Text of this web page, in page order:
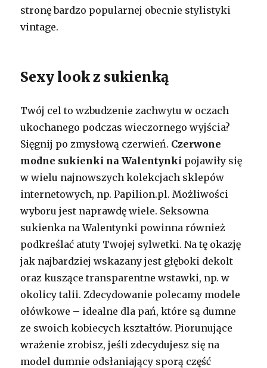
stronę bardzo popularnej obecnie stylistyki
vintage.
Sexy look z sukienką
Twój cel to wzbudzenie zachwytu w oczach
ukochanego podczas wieczornego wyjścia?
Sięgnij po zmysłową czerwień. Czerwone
modne sukienki na Walentynki pojawiły się
w wielu najnowszych kolekcjach sklepów
internetowych, np. Papilion.pl. Możliwości
wyboru jest naprawdę wiele. Seksowna
sukienka na Walentynki powinna również
podkreślać atuty Twojej sylwetki. Na tę okazję
jak najbardziej wskazany jest głęboki dekolt
oraz kuszące transparentne wstawki, np. w
okolicy talii. Zdecydowanie polecamy modele
ołówkowe – idealne dla pań, które są dumne
ze swoich kobiecych kształtów. Piorunujące
wrażenie zrobisz, jeśli zdecydujesz się na
model dumnie odsłaniający sporą część